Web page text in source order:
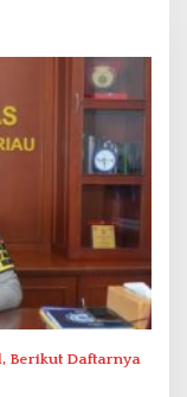
Berikut Daftarnya